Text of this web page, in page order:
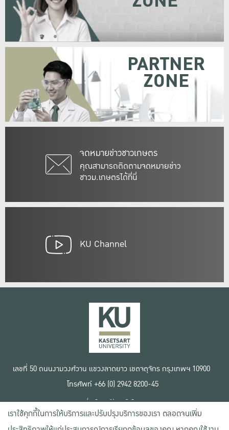
จดหมายข่าวชาวเกษตร
คุณสามารถติดตามจดหมายข่าว
ชาวม.เกษตรได้ที่นี่
PARTNER
ZONE
KU Channel
เลขที่ 50 ถนนงามวงศ์วาน แขวงลาดยาว เขตจตุจักร กรุงเทพฯ 10900
โทรศัพท์ +66 (0) 2942 8200-45
เงื่อนไขการใช้งานเว็บไซต์
ข้อตกลงด้านสิทธิ์ใช้งาน
นโยบายความเป็นส่วนตัว
เราใช้คุกกี้ในการให้บริการและปรับปรุงบริการของเรา ตลอดจนเพิ่ม